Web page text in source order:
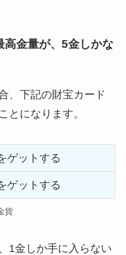
高金量が、5金しかな
、下記の財宝カード
とになります。
ゲットする
ゲットする
貨
1金しか手に入らない